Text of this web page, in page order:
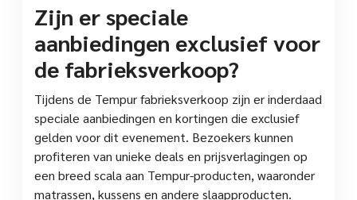
Zijn er speciale
aanbiedingen exclusief voor
de fabrieksverkoop?
Tijdens de Tempur fabrieksverkoop zijn er inderdaad
speciale aanbiedingen en kortingen die exclusief
gelden voor dit evenement. Bezoekers kunnen
profiteren van unieke deals en prijsverlagingen op
een breed scala aan Tempur-producten, waaronder
matrassen, kussens en andere slaapproducten.